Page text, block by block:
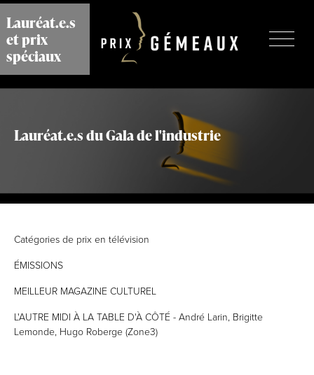
Aller
au
contenu
principal
Lauréat.e.s
et prix
spéciaux
Lauréat.e.s du Gala de l'industrie
Catégories de prix en télévision
ÉMISSIONS
MEILLEUR MAGAZINE CULTUREL
L'AUTRE MIDI À LA TABLE D'À CÔTÉ - André Larin, Brigitte
Lemonde, Hugo Roberge (Zone3)